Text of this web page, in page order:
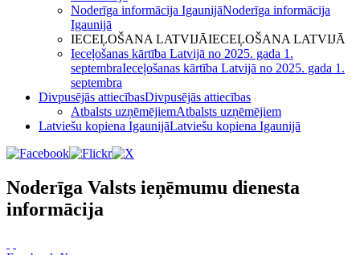
Noderīga informācija IgaunijāNoderīga informācija
Igaunijā
IECEĻOŠANA LATVIJĀIECEĻOŠANA LATVIJĀ
Ieceļošanas kārtība Latvijā no 2025. gada 1.
septembraIeceļošanas kārtība Latvijā no 2025. gada 1.
septembra
Divpusējās attiecībasDivpusējās attiecības
Atbalsts uzņēmējiemAtbalsts uzņēmējiem
Latviešu kopiena IgaunijāLatviešu kopiena Igaunijā
Noderīga Valsts ieņēmumu dienesta
informācija